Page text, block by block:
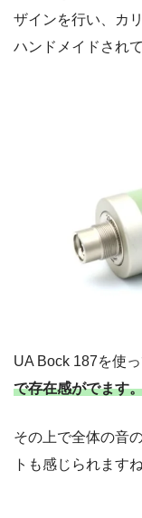
ザインを行い、カ
ハンドメイドされ
UA Bock 187を使
で存在感がでます
その上で全体の音
トも感じられますね